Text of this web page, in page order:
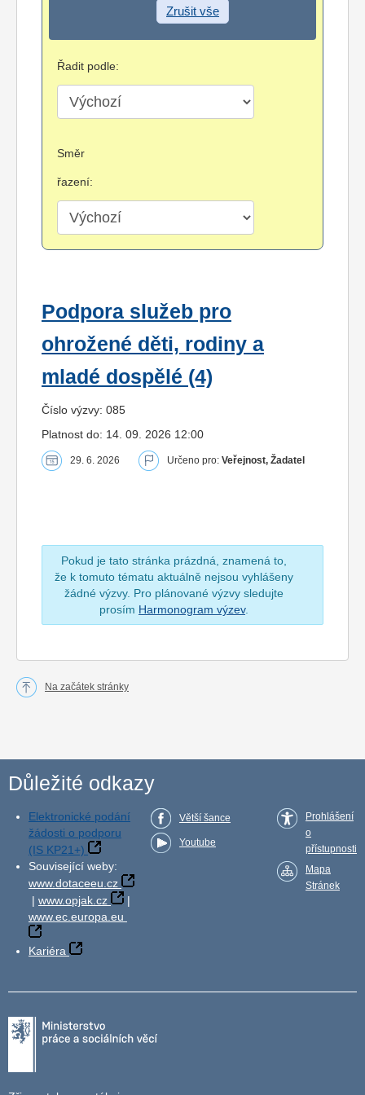
Zrušit vše
Řadit podle:
Směr
řazení:
Podpora služeb pro
ohrožené děti, rodiny a
mladé dospělé (4)
Číslo výzvy: 085
Platnost do: 14. 09. 2026 12:00
29. 6. 2026 Určeno pro: Veřejnost, Žadatel
Pokud je tato stránka prázdná, znamená to,
že k tomuto tématu aktuálně nejsou vyhlášeny
žádné výzvy. Pro plánované výzvy sledujte
prosím Harmonogram výzev.
Na začátek stránky
Důležité odkazy
Elektronické podání
žádosti o podporu
(IS KP21+)
Související weby:
www.dotaceeu.cz
| www.opjak.cz
|
www.ec.europa.eu
Kariéra
Větší šance
Youtube
Prohlášení
o
přístupnosti
Mapa
Stránek